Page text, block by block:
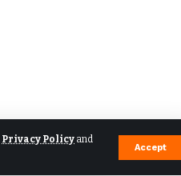
Privacy Policy and
Accept